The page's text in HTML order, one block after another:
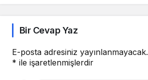
Bir Cevap Yaz
E-posta adresiniz yayınlanmayacak.
* ile işaretlenmişlerdir